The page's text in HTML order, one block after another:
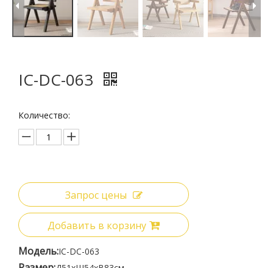
IC-DC-063
Количество:
Запрос цены
Добавить в корзину
Модель:IC-DC-063